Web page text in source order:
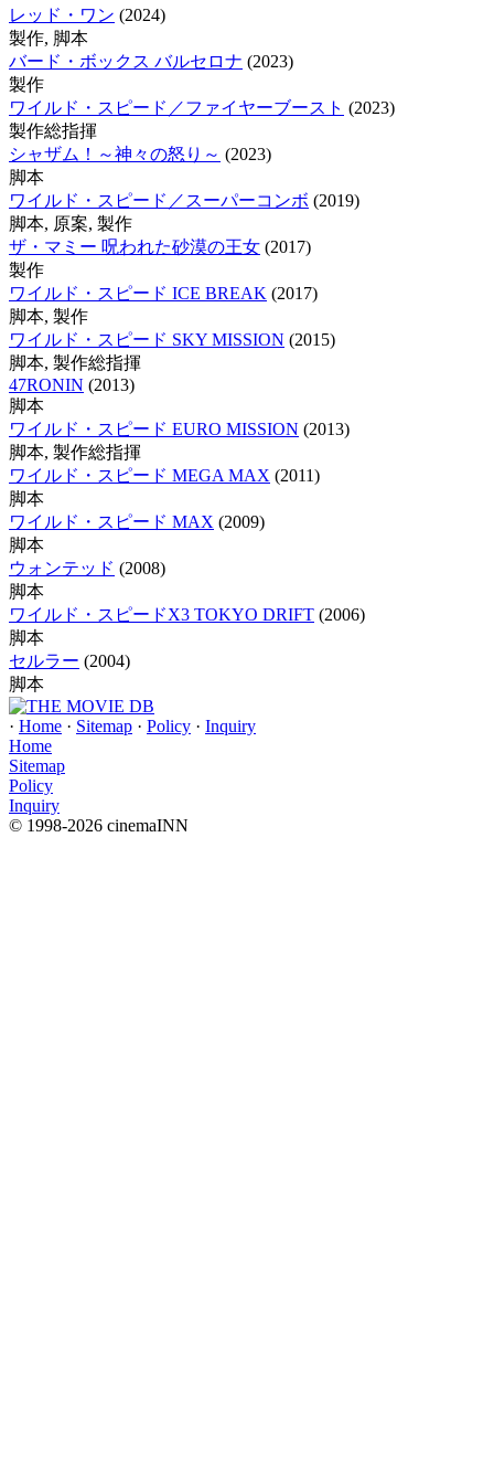
レッド・ワン (2024)
製作, 脚本
バード・ボックス バルセロナ (2023)
製作
ワイルド・スピード／ファイヤーブースト (2023)
製作総指揮
シャザム！～神々の怒り～ (2023)
脚本
ワイルド・スピード／スーパーコンボ (2019)
脚本, 原案, 製作
ザ・マミー 呪われた砂漠の王女 (2017)
製作
ワイルド・スピード ICE BREAK (2017)
脚本, 製作
ワイルド・スピード SKY MISSION (2015)
脚本, 製作総指揮
47RONIN (2013)
脚本
ワイルド・スピード EURO MISSION (2013)
脚本, 製作総指揮
ワイルド・スピード MEGA MAX (2011)
脚本
ワイルド・スピード MAX (2009)
脚本
ウォンテッド (2008)
脚本
ワイルド・スピードX3 TOKYO DRIFT (2006)
脚本
セルラー (2004)
脚本
· Home · Sitemap · Policy · Inquiry
Home
Sitemap
Policy
Inquiry
© 1998-2026 cinemaINN